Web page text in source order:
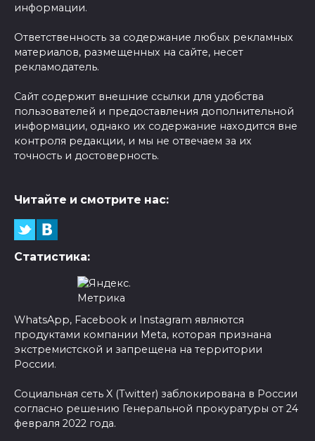
информации.
Ответственность за содержание любых рекламных
материалов, размещенных на сайте, несет
рекламодатель.
Сайт содержит внешние ссылки для удобства
пользователей и предоставления дополнительной
информации, однако их содержание находится вне
контроля редакции, и мы не отвечаем за их
точность и достоверность.
Читайте и смотрите нас:
Статистика:
WhatsApp, Facebook и Instagram являются
продуктами компании Meta, которая признана
экстремистской и запрещена на территории
России.
Социальная сеть X (Twitter) заблокирована в России
согласно решению Генеральной прокуратуры от 24
февраля 2022 года.